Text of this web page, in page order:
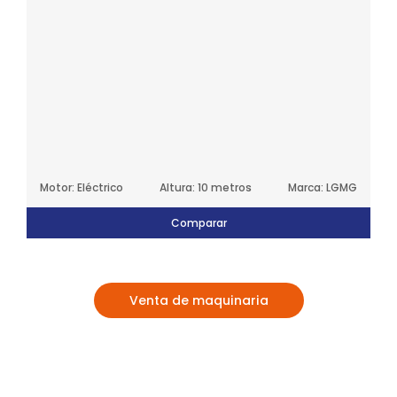
Motor: Eléctrico Altura: 10 metros Marca: LGMG
Comparar
Venta de maquinaria